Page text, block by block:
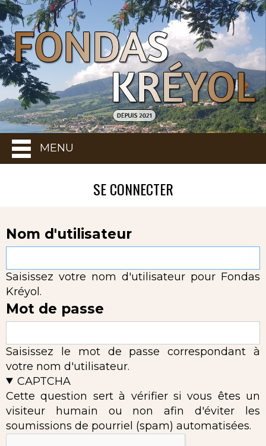
MENU
SE CONNECTER
Nom d'utilisateur
Saisissez votre nom d'utilisateur pour Fondas
Kréyol.
Mot de passe
Saisissez le mot de passe correspondant à
votre nom d'utilisateur.
CAPTCHA
Cette question sert à vérifier si vous êtes un
visiteur humain ou non afin d'éviter les
soumissions de pourriel (spam) automatisées.